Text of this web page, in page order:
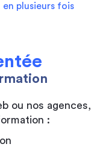
en plusieurs fois
ou nos agences,
: